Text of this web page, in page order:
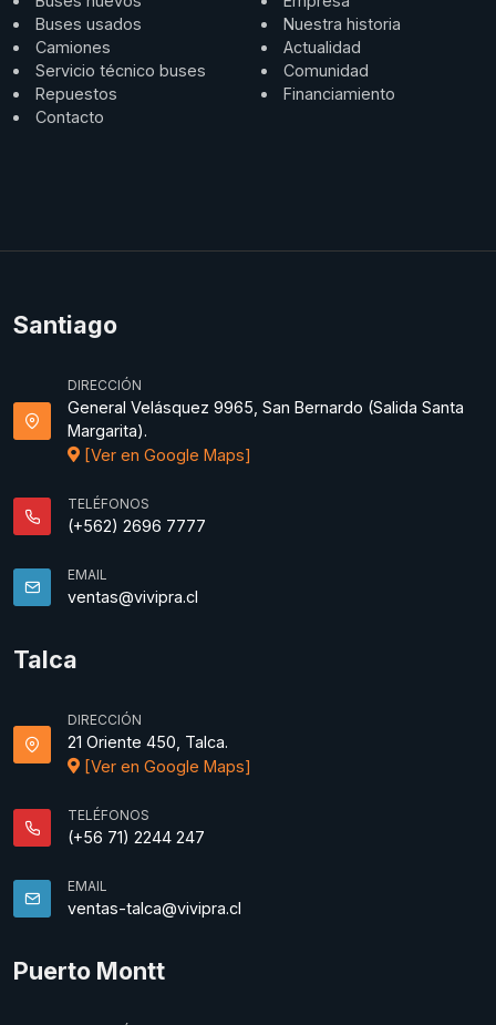
Buses usados
Camiones
Servicio técnico buses
Repuestos
Contacto
Nuestra historia
Actualidad
Comunidad
Financiamiento
Santiago
DIRECCIÓN
General Velásquez 9965, San Bernardo (Salida Santa
Margarita).
[Ver en Google Maps]
TELÉFONOS
(+562) 2696 7777
EMAIL
ventas@vivipra.cl
Talca
DIRECCIÓN
21 Oriente 450, Talca.
[Ver en Google Maps]
TELÉFONOS
(+56 71) 2244 247
EMAIL
ventas-talca@vivipra.cl
Puerto Montt